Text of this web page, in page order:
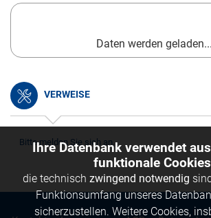
Daten werden geladen...
VERWEISE
Bitte melden Sie sich an.
Ihre Datenbank verwendet
funktionale
die technisch zwingend notwendig
Funktionsumfang unseres
sicherzustellen. Weitere Cookies,